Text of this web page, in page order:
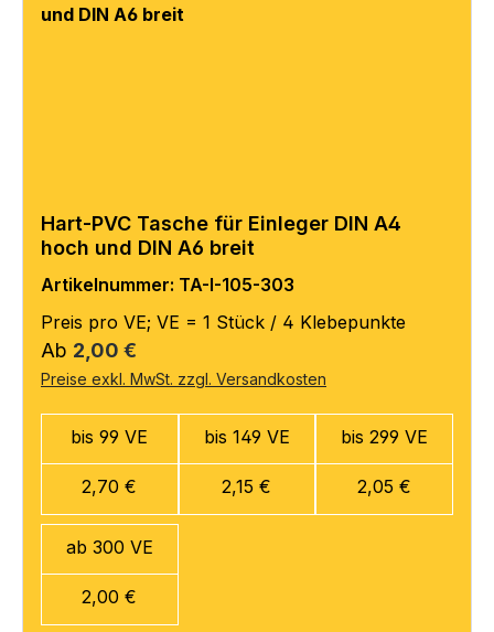
Hart-PVC Tasche für Einleger DIN A4
hoch und DIN A6 breit
Artikelnummer: TA-I-105-303
Preis pro VE; VE = 1 Stück / 4 Klebepunkte
Regulärer Preis:
Ab 2,00 €
Preise exkl. MwSt. zzgl. Versandkosten
bis 99 VE
2,70 €
bis 149 VE
2,15 €
bis 299 VE
2,05 €
ab 300 VE
2,00 €